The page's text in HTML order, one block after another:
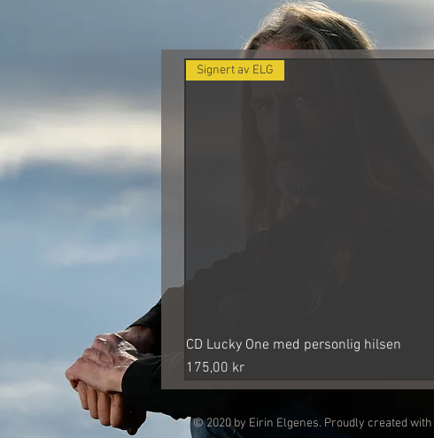
Hurtigvisning
Signert av ELG
CD Lucky One med personlig hilsen
Pris
175,00 kr
© 2020 by Eirin Elgenes. Proudly created with